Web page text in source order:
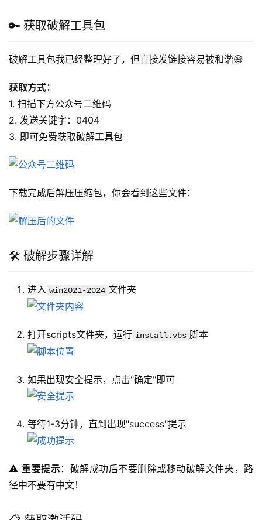
🔑 获取破解工具包
破解工具包我已经整理好了，但直接发链接容易被和谐😅
获取方式：
1. 扫描下方公众号二维码
2. 发送关键字：0404
3. 即可免费获取破解工具包
下载完成后解压压缩包，你会看到这些文件：
🛠️ 破解步骤详解
进入 win2021-2024 文件夹
打开scripts文件夹，运行 install.vbs 脚本
如果出现安全提示，点击"确定"即可
等待1-3分钟，直到出现"success"提示
⚠️ 重要提示：破解成功后不要删除或移动破解文件夹，路
径中不要有中文！